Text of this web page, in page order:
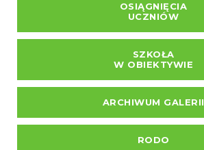
OSIĄGNIĘCIA
UCZNIÓW
SZKOŁA
W OBIEKTYWIE
ARCHIWUM GALERII
RODO